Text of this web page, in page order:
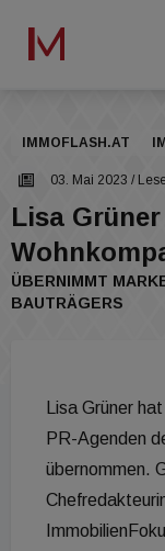
IMMOFLASH.AT
03. Mai 2023 /
Lisa
ÜBERNIMMT
BAUTRÄGERS
Lisa Grüner
PR-Agenden
übernommen.